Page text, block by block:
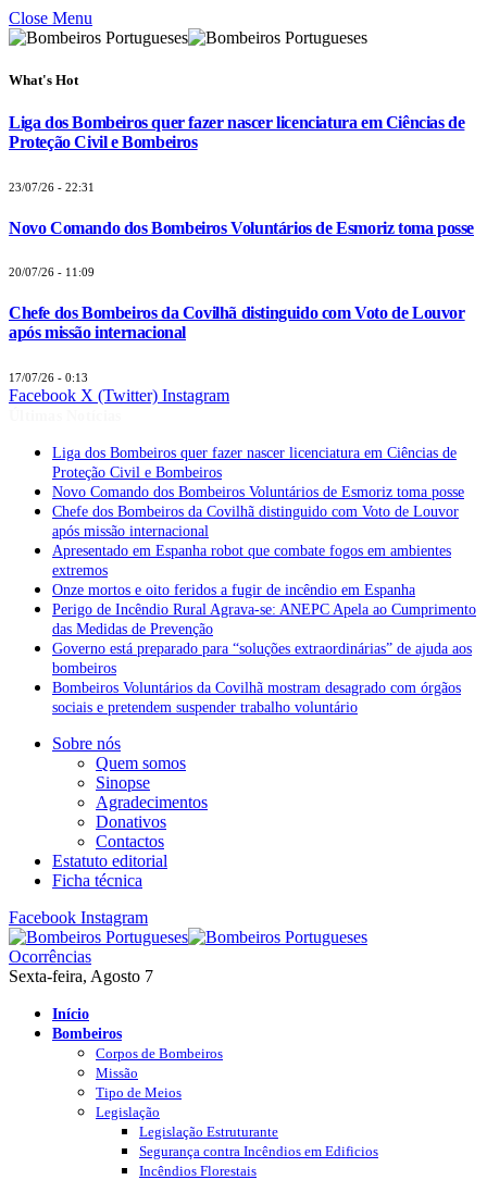
Close Menu
What's Hot
Liga dos Bombeiros quer fazer nascer licenciatura em Ciências de
Proteção Civil e Bombeiros
23/07/26 - 22:31
Novo Comando dos Bombeiros Voluntários de Esmoriz toma posse
20/07/26 - 11:09
Chefe dos Bombeiros da Covilhã distinguido com Voto de Louvor
após missão internacional
17/07/26 - 0:13
Facebook X (Twitter) Instagram
Liga dos Bombeiros quer fazer nascer licenciatura em Ciências de
Proteção Civil e Bombeiros
Novo Comando dos Bombeiros Voluntários de Esmoriz toma posse
Chefe dos Bombeiros da Covilhã distinguido com Voto de Louvor
após missão internacional
Apresentado em Espanha robot que combate fogos em ambientes
extremos
Onze mortos e oito feridos a fugir de incêndio em Espanha
Perigo de Incêndio Rural Agrava-se: ANEPC Apela ao Cumprimento
das Medidas de Prevenção
Governo está preparado para “soluções extraordinárias” de ajuda aos
bombeiros
Bombeiros Voluntários da Covilhã mostram desagrado com órgãos
sociais e pretendem suspender trabalho voluntário
Sobre nós
Quem somos
Sinopse
Agradecimentos
Donativos
Contactos
Estatuto editorial
Ficha técnica
Facebook Instagram
Ocorrências
Sexta-feira, Agosto 7
Início
Bombeiros
Corpos de Bombeiros
Missão
Tipo de Meios
Legislação
Legislação Estruturante
Segurança contra Incêndios em Edificios
Incêndios Florestais